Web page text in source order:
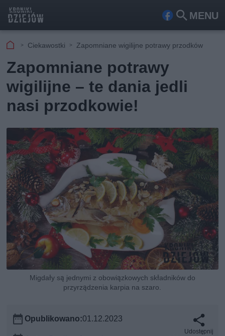
MENU
Fa
ook
Szu
Ciekawostki Zapomniane wigilijne potrawy przodków
Zapomniane potrawy
wigilijne – te dania jedli
nasi przodkowie!
Migdały są jednymi z obowiązkowych składników do
przyrządzenia karpia na szaro.
Opublikowano:01.12.2023
Udostępnij